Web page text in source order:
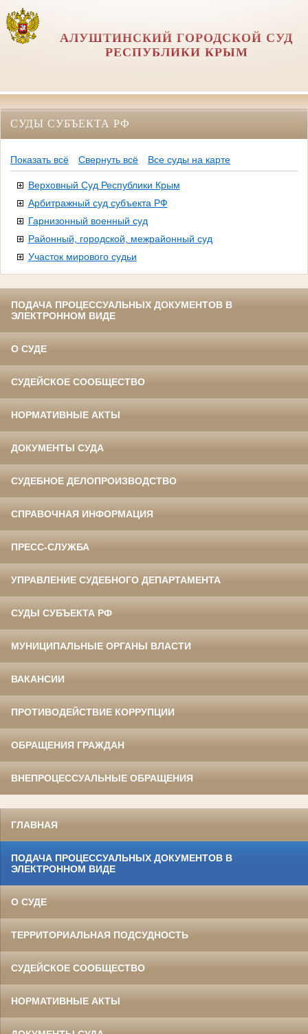
АЛУШТИНСКИЙ ГОРОДСКОЙ СУД
РЕСПУБЛИКИ КРЫМ
СУДЫ СУБЪЕКТА РФ
Показать всё Свернуть всё Все суды на карте
Верховный Суд Республики Крым
Арбитражный суд субъекта РФ
Гарнизонный военный суд
Районный, городской, межрайонный суд
Участок мирового судьи
ПОДАЧА ПРОЦЕССУАЛЬНЫХ ДОКУМЕНТОВ В
ЭЛЕКТРОННОМ ВИДЕ
О СУДЕ
СУДЕЙСКОЕ СООБЩЕСТВО
НОРМАТИВНЫЕ АКТЫ
ДОКУМЕНТЫ СУДА
СУДЕБНОЕ ДЕЛОПРОИЗВОДСТВО
СПРАВОЧНАЯ ИНФОРМАЦИЯ
ПРЕСС-СЛУЖБА
УПРАВЛЕНИЕ СУДЕБНОГО ДЕПАРТАМЕНТА
СУДЫ СУБЪЕКТА РФ
МУНИЦИПАЛЬНЫЕ ОРГАНЫ ВЛАСТИ
ВАКАНСИИ
ПРОТИВОДЕЙСТВИЕ КОРРУПЦИИ
ОБРАЩЕНИЯ ГРАЖДАН
ВНЕПРОЦЕССУАЛЬНЫЕ ОБРАЩЕНИЯ
ГЛАВНАЯ
ПОДАЧА ПРОЦЕССУАЛЬНЫХ ДОКУМЕНТОВ В
ЭЛЕКТРОННОМ ВИДЕ
О СУДЕ
ТЕРРИТОРИАЛЬНАЯ ПОДСУДНОСТЬ
СУДЕЙСКОЕ СООБЩЕСТВО
НОРМАТИВНЫЕ АКТЫ